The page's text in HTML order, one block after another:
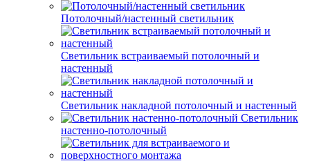
Потолочный/настенный светильник
Светильник встраиваемый потолочный и
настенный
Светильник накладной потолочный и настенный
Светильник
настенно-потолочный